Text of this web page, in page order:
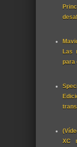
Las
para
XC